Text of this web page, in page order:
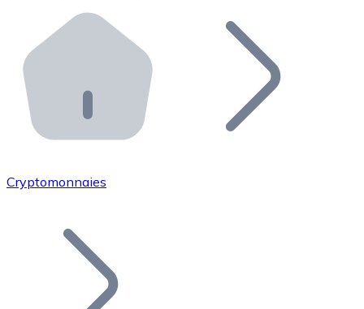
Distributeurs automatiques Bitnovo
Intégrez un ATM Bitnovo dans votre entreprise et
API Bitnovo
Intégrez notre API dans votre écosystème.
Rejoignez notre réseau de distributeurs et
Ajoutez le token de votre projet à notre service
Cryptomonnaies